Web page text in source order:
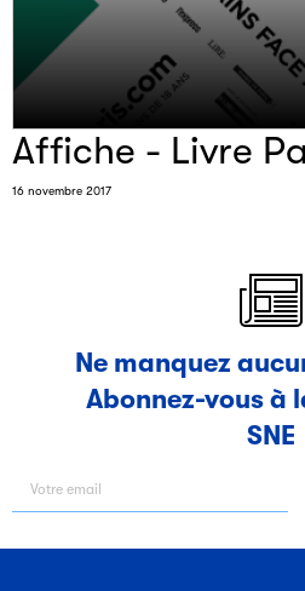
Affiche - Livre
16 novembre 2017
Ne manquez
Abonnez-vous à
SNE